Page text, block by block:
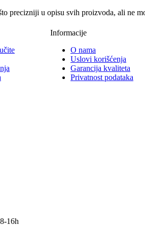
precizniji u opisu svih proizvoda, ali ne
Informacije
O nama
Uslovi korišćenja
Garancija kvaliteta
Privatnost podataka
16h